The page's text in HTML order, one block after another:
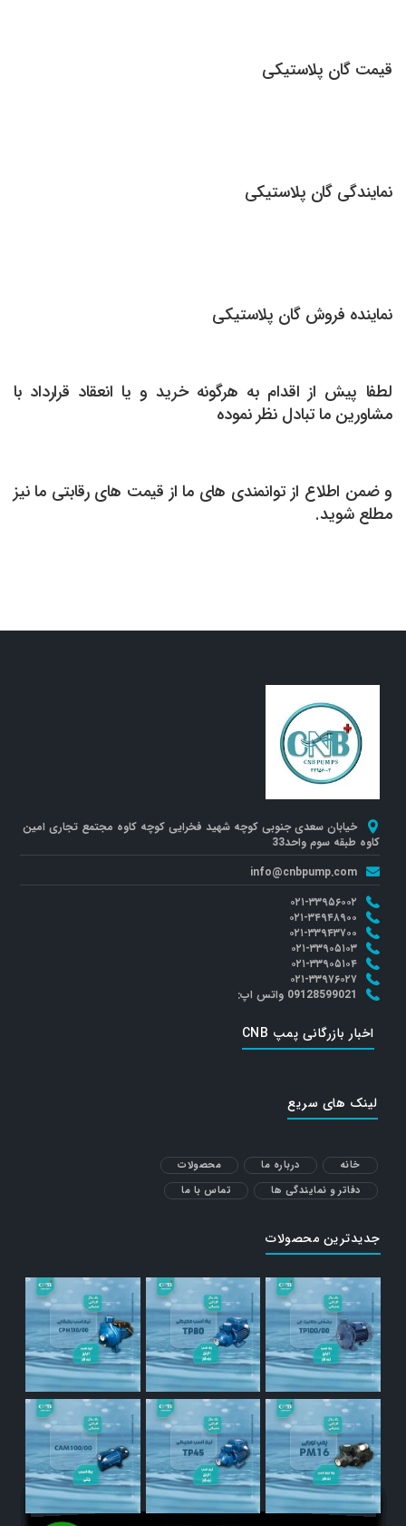
قیمت گان پلاستیکی
نمایندگی گان پلاستیکی
نماینده فروش گان پلاستیکی
لطفا پیش از اقدام به هرگونه خرید و یا انعقاد قرارداد با
مشاورین ما تبادل نظر نموده
و ضمن اطلاع از توانمندی های ما از قیمت های رقابتی ما نیز
مطلع شوید.
خیابان سعدی جنوبی کوچه شهید فخرایی کوچه کاوه مجتمع تجاری امین
کاوه طبقه سوم واحد33
info@cnbpump.com
۰۲۱-۳۳۹۵۶۰۰۲
۰۲۱-۳۴۹۴۸۹۰۰
۰۲۱-۳۳۹۴۳۷۰۰
۰۲۱-۳۳۹۰۵۱۰۳
۰۲۱-۳۳۹۰۵۱۰۴
۰۲۱-۳۳۹۷۶۰۲۷
09128599021 واتس اپ:
اخبار بازرگانی پمپ CNB
لینک های سریع
خانه درباره ما
محصولات
دفاتر و نمایندگی ها
تماس با ما
جدیدترین محصولات